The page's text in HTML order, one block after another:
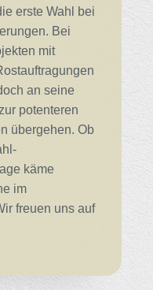
erste Wahl bei
Bei
mit
an seine
potenteren
übergehen. Ob
käme
im
freuen uns auf